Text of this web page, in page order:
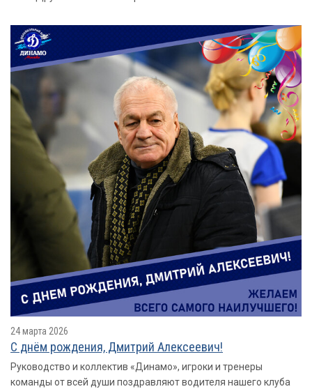
24 марта 2026
С днём рождения, Дмитрий Алексеевич!
Руководство и коллектив «Динамо», игроки и тренеры
команды от всей души поздравляют водителя нашего клуба